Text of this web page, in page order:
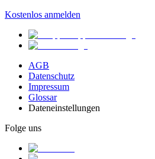
Kostenlos anmelden
AGB
Datenschutz
Impressum
Glossar
Dateneinstellungen
Folge uns